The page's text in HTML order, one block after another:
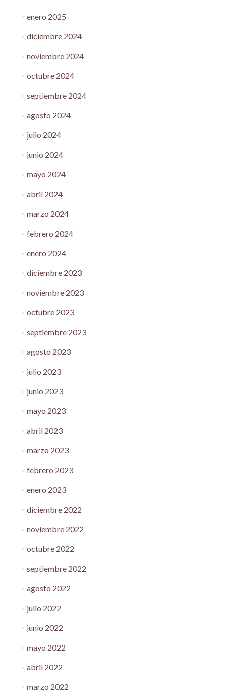
enero 2025
diciembre 2024
noviembre 2024
octubre 2024
septiembre 2024
agosto 2024
julio 2024
junio 2024
mayo 2024
abril 2024
marzo 2024
febrero 2024
enero 2024
diciembre 2023
noviembre 2023
octubre 2023
septiembre 2023
agosto 2023
julio 2023
junio 2023
mayo 2023
abril 2023
marzo 2023
febrero 2023
enero 2023
diciembre 2022
noviembre 2022
octubre 2022
septiembre 2022
agosto 2022
julio 2022
junio 2022
mayo 2022
abril 2022
marzo 2022